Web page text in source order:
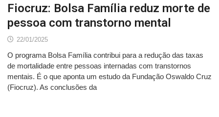
Fiocruz: Bolsa Família reduz morte de
pessoa com transtorno mental
22/01/2025
O programa Bolsa Família contribui para a redução das taxas
de mortalidade entre pessoas internadas com transtornos
mentais. É o que aponta um estudo da Fundação Oswaldo Cruz
(Fiocruz). As conclusões da